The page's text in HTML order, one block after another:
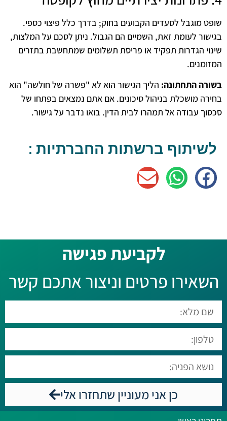
שופט מוגבל לסעדים הקבועים בחוק; בדרך כלל פיצוי כספי.
בגישור לעומת זאת, השמיים הם הגבול. ניתן לסכם על המלצות,
שינוי הגדרות תפקיד או פריסת תשלומים שמתחשבת בתזרים
המזומנים.
בשורה התחתונה: הליך הגישור הוא לא "פשרה של חולשה" הוא
בחירה מושכלת בניהול סיכונים. אם אתם נמצאים בפתחו של
סכסוך עבודה אל תמהרו לבית הדין. בואו נדבר על גישור.
לשיתוף ברשתות החברתיות :
לקביעת פגישה​
השאירו פרטים וניצור אתכם קשר
כן אני מעוניין שתחזרו אלי